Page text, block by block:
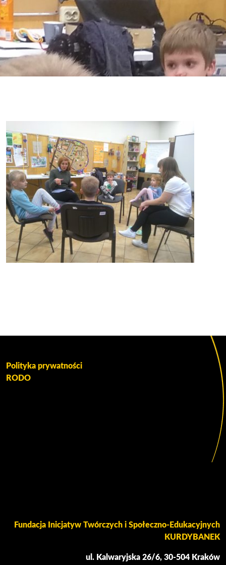
Polityka prywatności
RODO
Fundacja Inicjatyw Twórczych i Społeczno-Edukacyjnych
KURDYBANEK
ul. Kalwaryjska 26/6, 30-504 Kraków